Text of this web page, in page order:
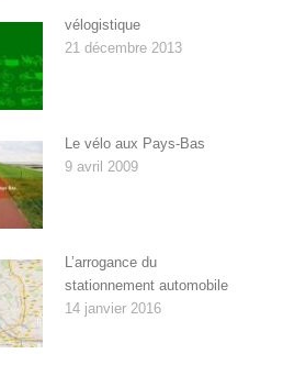
vélogistique
21 décembre 2013
Le vélo aux Pays-Bas
9 avril 2009
L’arrogance du
stationnement automobile
14 janvier 2016